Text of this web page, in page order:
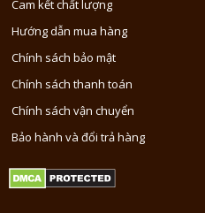
Cam kết chất lượng
Hướng dẫn mua hàng
Chính sách bảo mật
Chính sách thanh toán
Chính sách vận chuyển
Bảo hành và đổi trả hàng